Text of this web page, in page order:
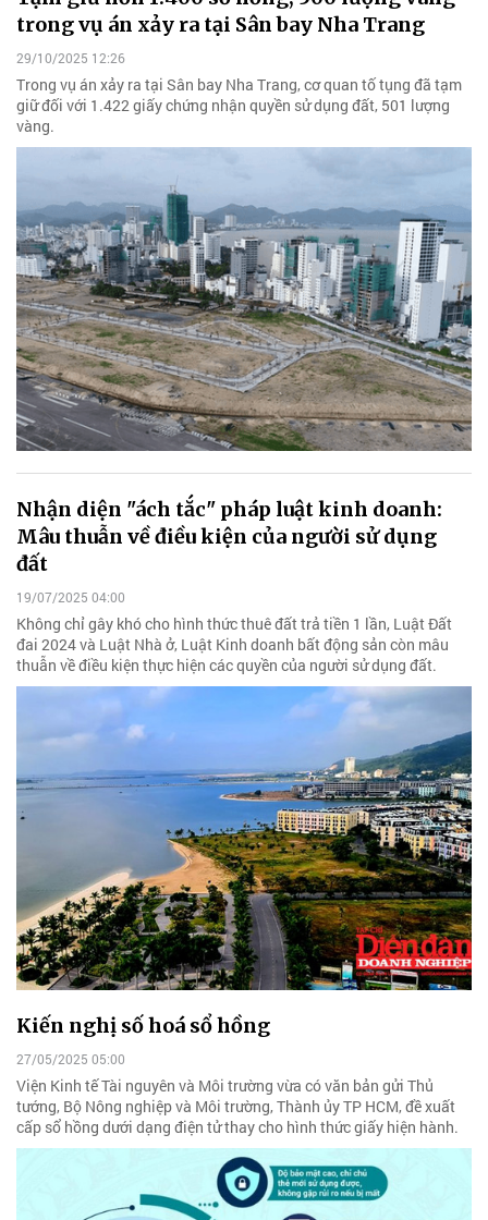
trong vụ án xảy ra tại Sân bay Nha Trang
29/10/2025 12:26
Trong vụ án xảy ra tại Sân bay Nha Trang, cơ quan tố tụng đã tạm
giữ đối với 1.422 giấy chứng nhận quyền sử dụng đất, 501 lượng
vàng.
Nhận diện "ách tắc" pháp luật kinh doanh:
Mâu thuẫn về điều kiện của người sử dụng
đất
19/07/2025 04:00
Không chỉ gây khó cho hình thức thuê đất trả tiền 1 lần, Luật Đất
đai 2024 và Luật Nhà ở, Luật Kinh doanh bất động sản còn mâu
thuẫn về điều kiện thực hiện các quyền của người sử dụng đất.
Kiến nghị số hoá sổ hồng
27/05/2025 05:00
Viện Kinh tế Tài nguyên và Môi trường vừa có văn bản gửi Thủ
tướng, Bộ Nông nghiệp và Môi trường, Thành ủy TP HCM, đề xuất
cấp sổ hồng dưới dạng điện tử thay cho hình thức giấy hiện hành.